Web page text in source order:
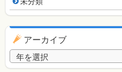
アーカイブ
アーカイブ